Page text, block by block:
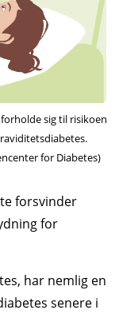
sig til risikoen
for Diabetes)
forsvinder
for
har nemlig en
senere i